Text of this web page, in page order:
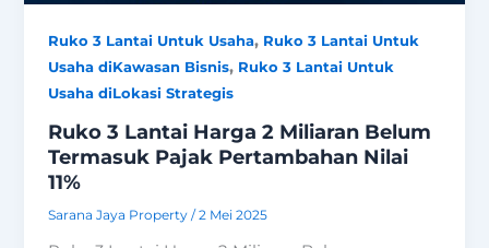
Ruko 3 Lantai Untuk Usaha, Ruko 3 Lantai Untuk
Usaha diKawasan Bisnis, Ruko 3 Lantai Untuk
Usaha diLokasi Strategis
Ruko 3 Lantai Harga 2 Miliaran Belum
Termasuk Pajak Pertambahan Nilai
11%
Sarana Jaya Property/2 Mei 2025